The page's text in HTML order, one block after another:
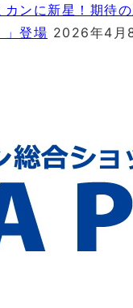
カンに新星！期待
」登場 2026年4月